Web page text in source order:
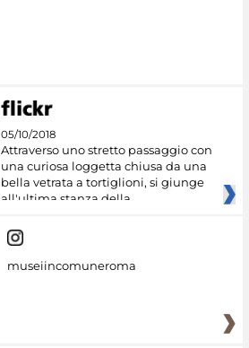
05/10/2018
Attraverso uno stretto passaggio con
una curiosa loggetta chiusa da una
bella vetrata a tortiglioni, si giunge
all'ultima stanza della
museiincomuneroma